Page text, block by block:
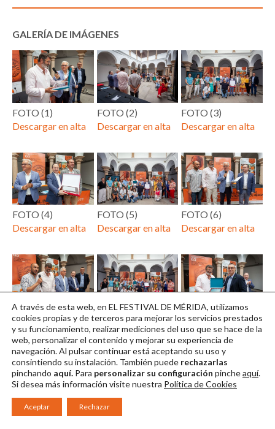
GALERÍA DE IMÁGENES
FOTO (1)
Descargar en alta
FOTO (2)
Descargar en alta
FOTO (3)
Descargar en alta
FOTO (4)
Descargar en alta
FOTO (5)
Descargar en alta
FOTO (6)
Descargar en alta
FOTO (7)
Descargar en alta
FOTO (8)
Descargar en alta
FOTO (9)
Descargar en alta
A través de esta web, en EL FESTIVAL DE MÉRIDA, utilizamos
cookies propias y de terceros para mejorar los servicios prestados
y su funcionamiento, realizar mediciones del uso que se hace de la
web, personalizar el contenido y mejorar su experiencia de
navegación. Al pulsar continuarestá aceptando su uso y
consintiendo su instalación. También puede rechazarlas
pinchando aquí. Para personalizar su configuración pincheaquí.
Si desea más información visite nuestra Política de Cookies
Aceptar Rechazar